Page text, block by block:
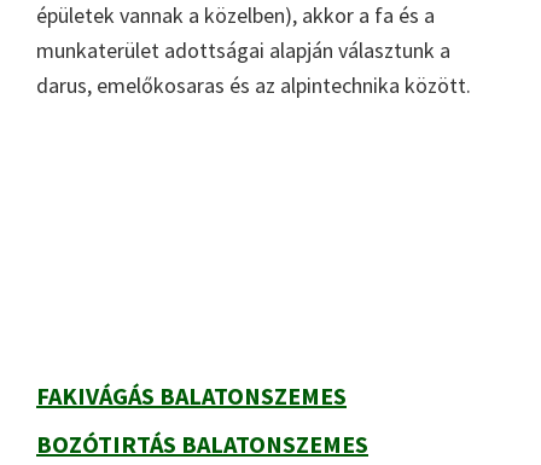
épületek vannak a közelben), akkor a fa és a
munkaterület adottságai alapján választunk a
darus, emelőkosaras és az alpintechnika között.
FAKIVÁGÁS BALATONSZEMES
BOZÓTIRTÁS BALATONSZEMES